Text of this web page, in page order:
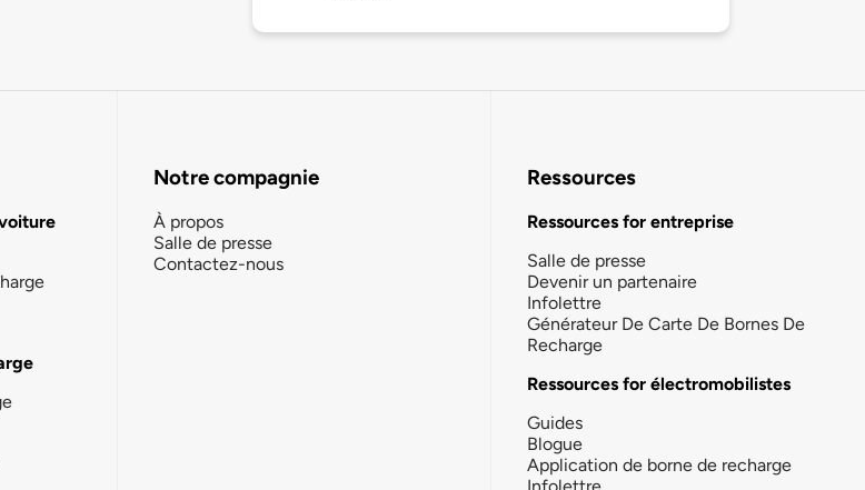
Notre compagnie
À propos
Salle de presse
Contactez-nous
Ressources
Ressources for entreprise
Salle de presse
Devenir un partenaire
Infolettre
Générateur De Carte De Bornes De
Recharge
Ressources for électromobilistes
Guides
Blogue
Application de borne de recharge